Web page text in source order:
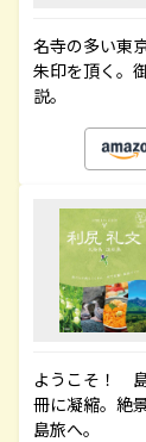
名寺の多い東
朱印を頂く。
説。
ようこそ！
冊に凝縮。絶
島旅へ。